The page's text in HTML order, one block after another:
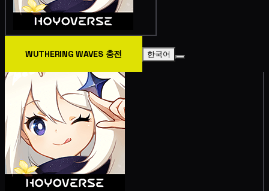
WUTHERING WAVES 충전 한국어